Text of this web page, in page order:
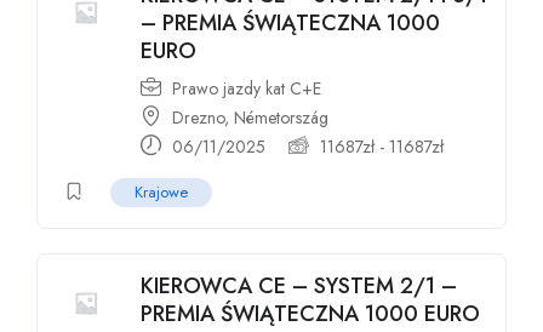
– PREMIA ŚWIĄTECZNA 1000
EURO
Prawo jazdy kat C+E
Drezno, Németország
06/11/2025
11687zł- 11687zł
Krajowe
KIEROWCA CE – SYSTEM 2/1 –
PREMIA ŚWIĄTECZNA 1000 EURO